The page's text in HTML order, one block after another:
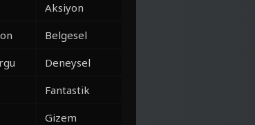
Aksiyon
Belgesel
Deneysel
Fantastik
Gizem